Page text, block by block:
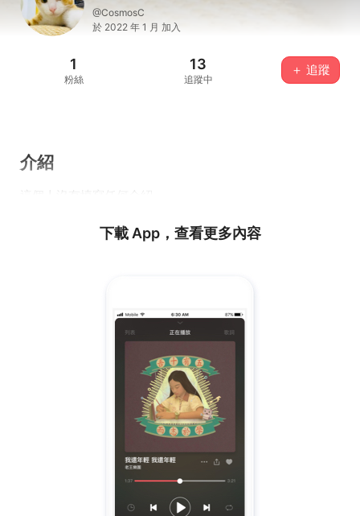
@CosmosC
於 2022 年 1 月 加入
1
粉絲
13
追蹤中
＋ 追蹤
介紹
下載 App，查看更多內容